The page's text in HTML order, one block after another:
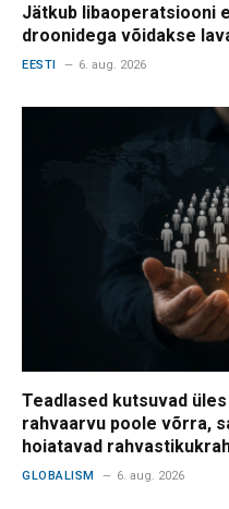
Jätkub libaoperatsiooni
droonidega võidakse
EESTI 6. aug. 2026
Teadlased kutsuvad
rahvaarvu poole võrra,
hoiatavad
GLOBALISM 6. aug. 2026